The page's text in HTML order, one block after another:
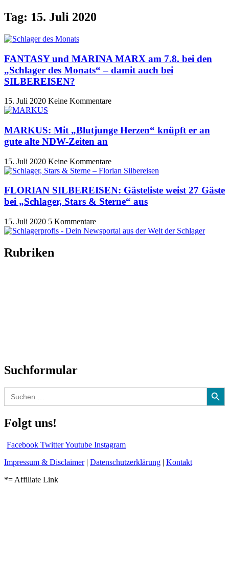
Tag: 15. Juli 2020
FANTASY und MARINA MARX am 7.8. bei den
„Schlager des Monats“ – damit auch bei
SILBEREISEN?
15. Juli 2020 Keine Kommentare
MARKUS: Mit „Blutjunge Herzen“ knüpft er an
gute alte NDW-Zeiten an
15. Juli 2020 Keine Kommentare
FLORIAN SILBEREISEN: Gästeliste weist 27 Gäste
bei „Schlager, Stars & Sterne“ aus
15. Juli 2020 5 Kommentare
Rubriken
Suchformular
Search
for:
Search Button
Folgt uns!
Facebook TwitterYoutube Instagram
Impressum & Disclaimer| Datenschutzerklärung | Kontakt
*= Affiliate Link